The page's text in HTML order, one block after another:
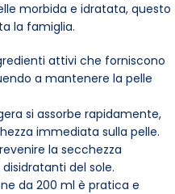
morbida e idratata, questo
la famiglia.
attivi che forniscono
a mantenere la pelle
si assorbe rapidamente,
immediata sulla pelle.
la secchezza
del sole.
da 200 ml è pratica e